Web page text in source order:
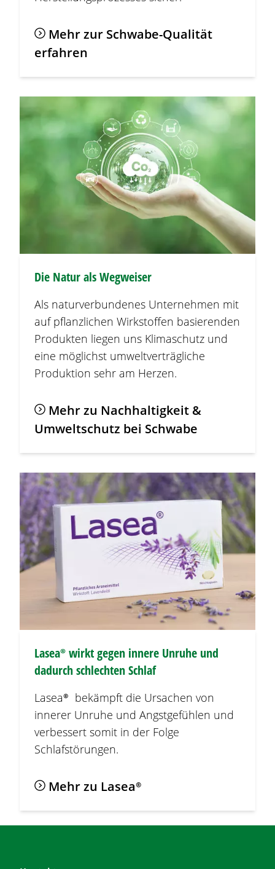
Mehr zur Schwabe-Qualität
erfahren
Die Natur als Wegweiser
Als naturverbundenes Unternehmen mit
auf pflanzlichen Wirkstoffen basierenden
Produkten liegen uns Klimaschutz und
eine möglichst umweltverträgliche
Produktion sehr am Herzen.
Mehr zu Nachhaltigkeit &
Umweltschutz bei Schwabe
Lasea®wirkt gegen innere Unruhe und
dadurch schlechten Schlaf
Lasea® bekämpft die Ursachen von
innerer Unruhe und Angstgefühlen und
verbessert somit in der Folge
Schlafstörungen.
Mehr zu Lasea®